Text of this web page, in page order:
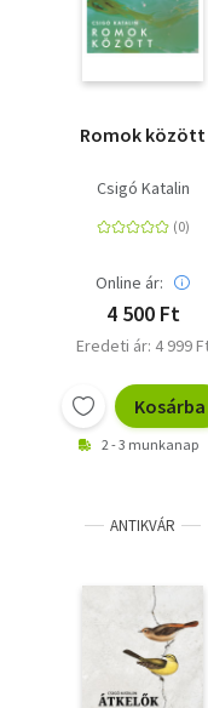
Romok között
Csigó Katalin
Online ár:
4 500 Ft
Eredeti ár: 4 999
Kosárba
2 - 3 munkanap
ANTIKVÁR